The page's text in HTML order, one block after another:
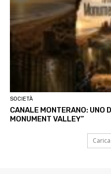
SOCIETÀ
CANALE MONTERANO: UNO
MONUMENT VALLEY”